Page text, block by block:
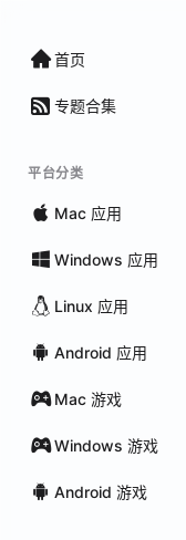
首页
专题合集
平台分类
Mac 应用
Windows 应用
Linux 应用
Android 应用
Mac 游戏
Windows 游戏
Android 游戏